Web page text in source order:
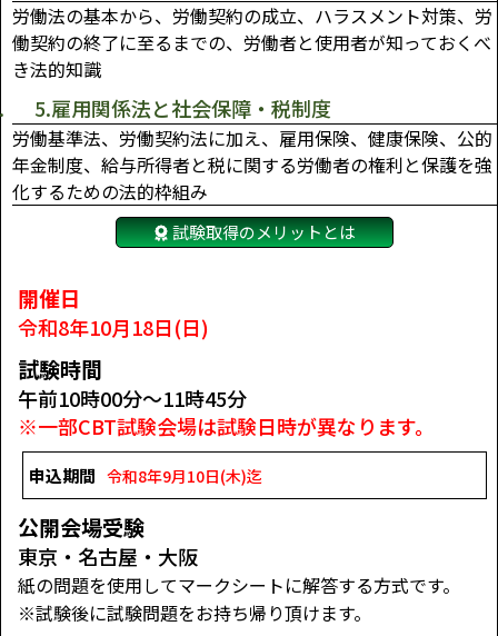
労働法の基本から、労働契約の成立、ハラスメント対策、労
働契約の終了に至るまでの、労働者と使用者が知っておくべ
き法的知識
5.雇用関係法と社会保障・税制度
労働基準法、労働契約法に加え、雇用保険、健康保険、公的
年金制度、給与所得者と税に関する労働者の権利と保護を強
化するための法的枠組み
試験取得のメリットとは
開催日
令和8年10月18日(日)
試験時間
午前10時00分～11時45分
※一部CBT試験会場は試験日時が異なります。
申込期間 令和8年9月10日(木)迄
公開会場受験
東京・名古屋・大阪
紙の問題を使用してマークシートに解答する方式です。
※試験後に試験問題をお持ち帰り頂けます。